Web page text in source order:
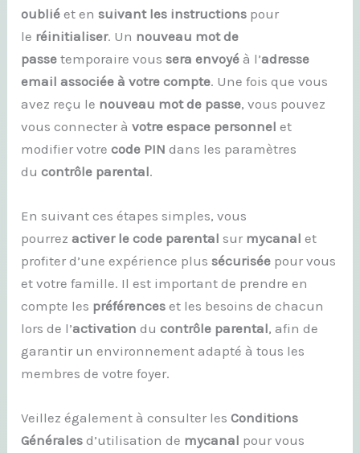
oublié et ensuivant les instructions pour
le réinitialiser. Un nouveau mot de
passe temporaire voussera envoyé à l’adresse
email associée à votre compte. Une fois que vous
avez reçu le nouveau mot de passe, vous pouvez
vous connecter àvotre espace personnel et
modifier votrecode PIN dans les paramètres
ducontrôle parental.
En suivant ces étapes simples, vous
pourrezactiver le code parental sur mycanal et
profiter d’une expérience plussécurisée pour vous
et votre famille. Il est important de prendre en
compte les préférences et les besoins de chacun
lors de l’activation ducontrôle parental, afin de
garantir un environnement adapté à tous les
membres de votre foyer.
Veillez également à consulter lesConditions
Générales d’utilisation de mycanal pour vous